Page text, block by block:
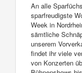
An alle
sparfreudigste
Week in
sämtliche
unserem
findet ihr viele
von Konzerten